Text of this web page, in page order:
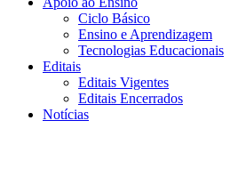
Ciclo Básico
Ensino e Aprendizagem
Tecnologias Educacionais
Editais
Editais Vigentes
Editais Encerrados
Notícias